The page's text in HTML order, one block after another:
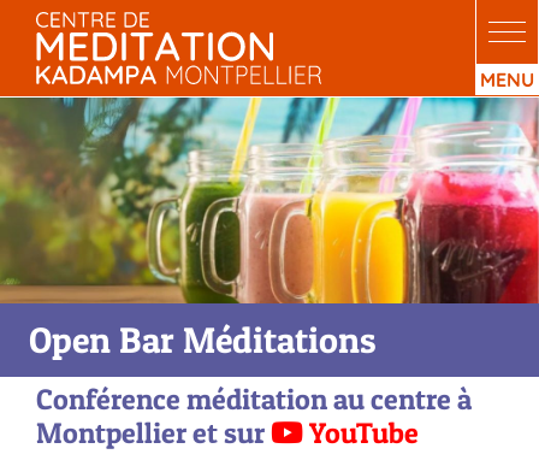
Passer
contenu
Open Bar Méditations
Conférence méditation au centre à
Montpellieret sur YouTube